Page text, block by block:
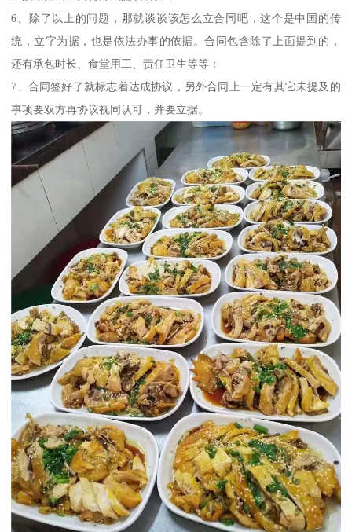
6、除了以上的问题，那就谈谈该怎么立合同吧，这个是中国的传
统，立字为据，也是依法办事的依据。合同包含除了上面提到的，
还有承包时长、食堂用工、责任卫生等等；
7、合同签好了就标志着达成协议，另外合同上一定有其它未提及的
事项要双方再协议视同认可，并要立据。